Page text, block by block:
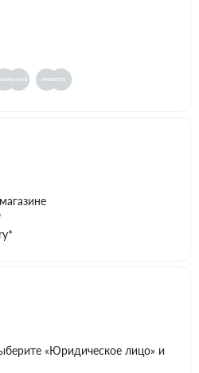
«Юридическое лицо» и